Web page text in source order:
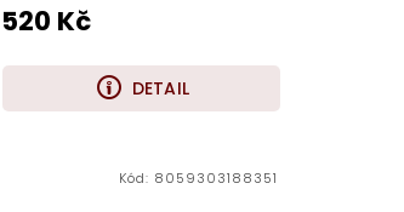
520 Kč
DETAIL
Kód: 8059303188351